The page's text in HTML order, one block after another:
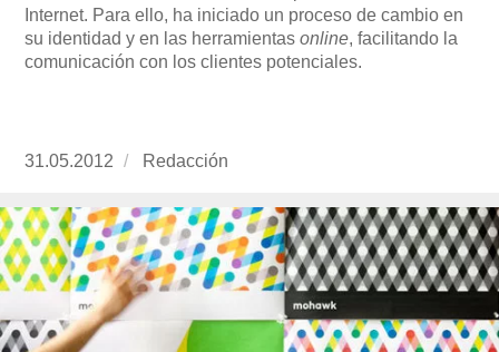
Internet. Para ello, ha iniciado un proceso de cambio en
su identidad y en las herramientasonline, facilitando la
comunicación con los clientes potenciales.
Publicado
31.05.2012 https://www.experimenta.es/author/redaccion/
Redacción